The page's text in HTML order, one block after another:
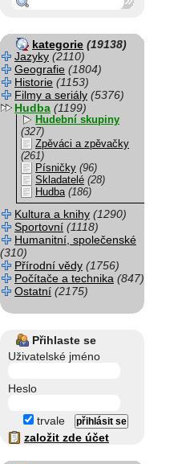
kategorie (19138)
Jazyky (2110)
Geografie (1804)
Historie (1153)
Filmy a seriály (5376)
Hudba (1199)
Hudební skupiny
(327)
Zpěváci a zpěvačky
(261)
Písničky (96)
Skladatelé (28)
Hudba (186)
Kultura a knihy (1290)
Sportovní (1118)
Humanitní, společenské
(310)
Přírodní vědy (1756)
Počítače a technika (847)
Ostatní (2175)
Přihlaste se
Uživatelské jméno
Heslo
trvale
založit zde účet